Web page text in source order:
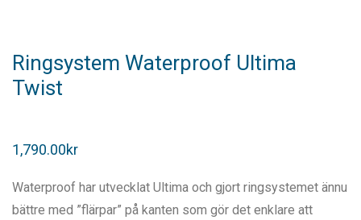
Ringsystem Waterproof Ultima
Twist
1,790.00kr
Waterproof har utvecklat Ultima och gjort ringsystemet ännu
bättre med ”flärpar” på kanten som gör det enklare att